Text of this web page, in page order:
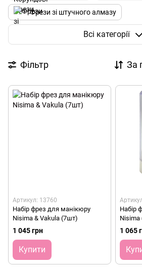
Фрези зі штучного алмазу
Ковпачки для педикюру
Всі категорії
Фільтр За
Артикул: 13760
Набір фрез для манікюру
Nisima & Vakula (7шт)
1 045 грн
Купити
Набір
Nisima
1 065